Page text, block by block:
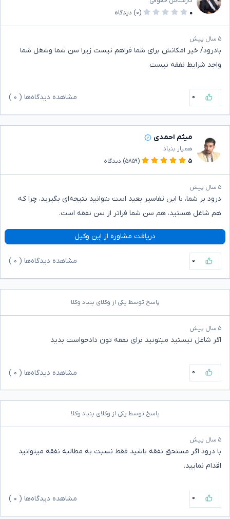
۰
(۰) دیدگاه
۵ سال پیش
بادرود/ خیر امکانش برای شما فراهم نیست زیرا سن شما وشغل شما
واجد شرایط نفقه نیست
۰ مشاهده دیدگاه‌ها ( ۰
میثم احمدی
همیار بنیاد
۵
(۵۸۵۹) دیدگاه
۵ سال پیش
درود بر شما، با این تفاسیر بعید است بتوانید نتیجه‌ای بگیرید، چرا که
هم شاغل هستید، هم سن شما فراتر از سن نفقه است.
دریافت مشاوره از این وکیل
۰ مشاهده دیدگاه‌ها ( ۰
پاسخ توسط یکی از وکلای بنیاد وکلا
۵ سال پیش
اگر شاغل نیستید میتونید برای نفقه تون دادخواست بدید
۰ مشاهده دیدگاه‌ها ( ۰
پاسخ توسط یکی از وکلای بنیاد وکلا
۵ سال پیش
با درود اگر مستحق نفقه باشید فقط نسبت به مطالبه نفقه میتوانید
اقدام نمایید.
۰ مشاهده دیدگاه‌ها ( ۰